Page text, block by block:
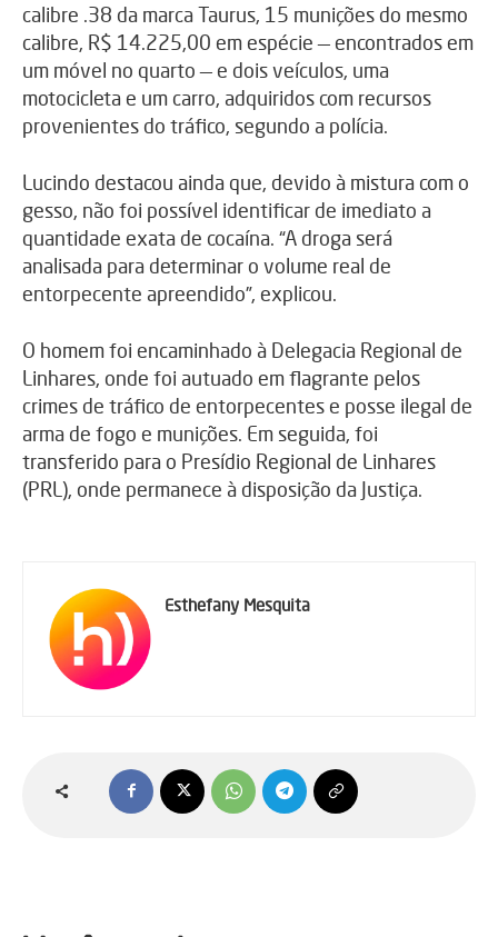
calibre .38 da marca Taurus, 15 munições do mesmo
calibre, R$ 14.225,00 em espécie — encontrados em
um móvel no quarto — e dois veículos, uma
motocicleta e um carro, adquiridos com recursos
provenientes do tráfico, segundo a polícia.
Lucindo destacou ainda que, devido à mistura com o
gesso, não foi possível identificar de imediato a
quantidade exata de cocaína. “A droga será
analisada para determinar o volume real de
entorpecente apreendido”, explicou.
O homem foi encaminhado à Delegacia Regional de
Linhares, onde foi autuado em flagrante pelos
crimes de tráfico de entorpecentes e posse ilegal de
arma de fogo e munições. Em seguida, foi
transferido para o Presídio Regional de Linhares
(PRL), onde permanece à disposição da Justiça.
Esthefany Mesquita